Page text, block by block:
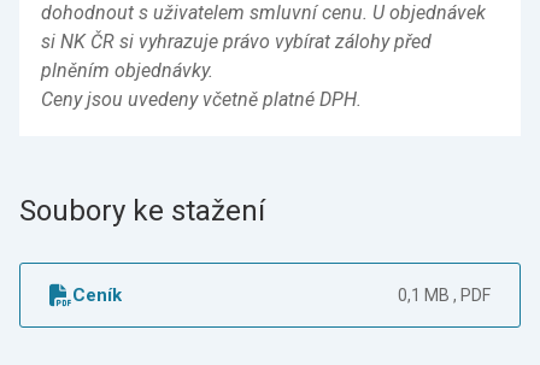
dohodnout s uživatelem smluvní cenu. U objednávek
si NK ČR si vyhrazuje právo vybírat zálohy před
plněním objednávky.
Ceny jsou uvedeny včetně platné DPH.
Soubory ke stažení
Ceník 0,1 MB , PDF